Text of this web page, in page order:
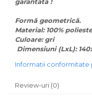
Formă geometrică.
Material: 100%
Culoare: gri
Dimensiuni (LxL):
Informatii conformitate
Review-uri (0)